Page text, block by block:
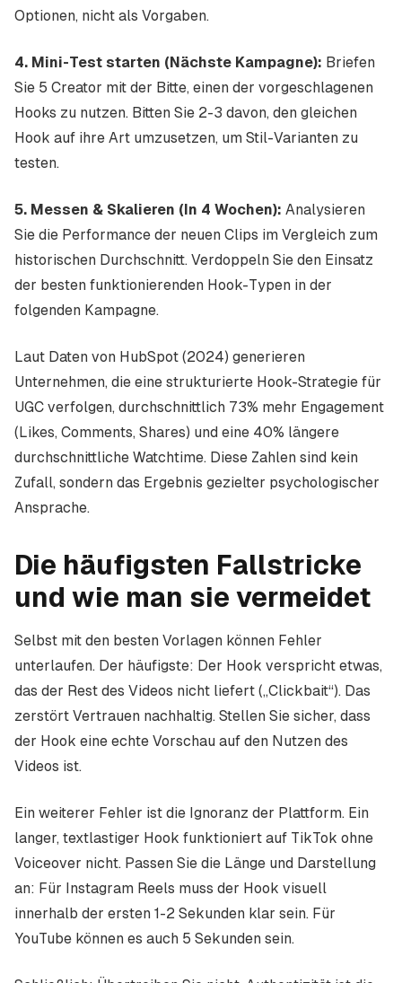
Optionen, nicht als Vorgaben.
4. Mini-Test starten (Nächste Kampagne): Briefen
Sie 5 Creator mit der Bitte, einen der vorgeschlagenen
Hooks zu nutzen. Bitten Sie 2-3 davon, den gleichen
Hook auf ihre Art umzusetzen, um Stil-Varianten zu
testen.
5. Messen & Skalieren (In 4 Wochen): Analysieren
Sie die Performance der neuen Clips im Vergleich zum
historischen Durchschnitt. Verdoppeln Sie den Einsatz
der besten funktionierenden Hook-Typen in der
folgenden Kampagne.
Laut Daten von HubSpot (2024) generieren
Unternehmen, die eine strukturierte Hook-Strategie für
UGC verfolgen, durchschnittlich 73% mehr Engagement
(Likes, Comments, Shares) und eine 40% längere
durchschnittliche Watchtime. Diese Zahlen sind kein
Zufall, sondern das Ergebnis gezielter psychologischer
Ansprache.
Die häufigsten Fallstricke
und wie man sie vermeidet
Selbst mit den besten Vorlagen können Fehler
unterlaufen. Der häufigste: Der Hook verspricht etwas,
das der Rest des Videos nicht liefert („Clickbait“). Das
zerstört Vertrauen nachhaltig. Stellen Sie sicher, dass
der Hook eine echte Vorschau auf den Nutzen des
Videos ist.
Ein weiterer Fehler ist die Ignoranz der Plattform. Ein
langer, textlastiger Hook funktioniert auf TikTok ohne
Voiceover nicht. Passen Sie die Länge und Darstellung
an: Für Instagram Reels muss der Hook visuell
innerhalb der ersten 1-2 Sekunden klar sein. Für
YouTube können es auch 5 Sekunden sein.